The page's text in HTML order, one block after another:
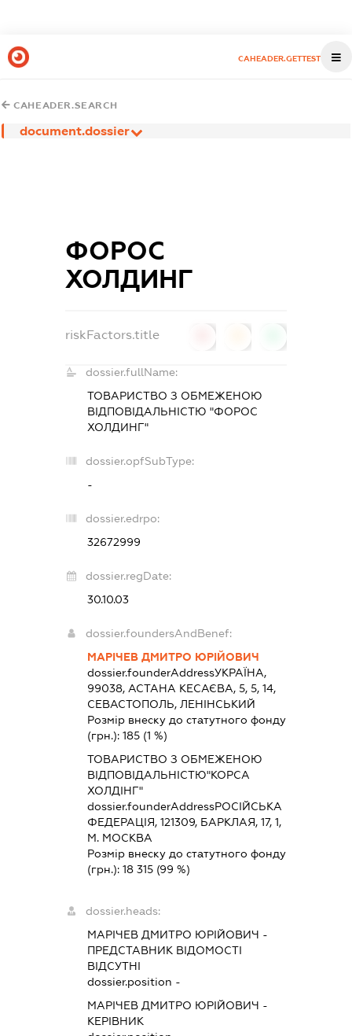
CAHEADER.GETTEST
CAHEADER.SEARCH
document.dossier
ФОРОС
ХОЛДИНГ
riskFactors.title
dossier.fullName:
ТОВАРИСТВО З ОБМЕЖЕНОЮ
ВІДПОВІДАЛЬНІСТЮ "ФОРОС
ХОЛДИНГ"
dossier.opfSubType:
-
dossier.edrpo:
32672999
dossier.regDate:
30.10.03
dossier.foundersAndBenef:
МАРІЧЕВ ДМИТРО ЮРІЙОВИЧ
dossier.founderAddressУКРАЇНА,
99038, АСТАНА КЕСАЄВА, 5, 5, 14,
СЕВАСТОПОЛЬ, ЛЕНІНСЬКИЙ
Розмір внеску до статутного фонду
(грн.):185 (1 %)
ТОВАРИСТВО З ОБМЕЖЕНОЮ
ВІДПОВІДАЛЬНІСТЮ"КОРСА
ХОЛДІНГ"
dossier.founderAddressРОСІЙСЬКА
ФЕДЕРАЦІЯ, 121309, БАРКЛАЯ, 17, 1,
М. МОСКВА
Розмір внеску до статутного фонду
(грн.):18 315 (99 %)
dossier.heads:
МАРІЧЕВ ДМИТРО ЮРІЙОВИЧ -
ПРЕДСТАВНИК ВІДОМОСТІ
ВІДСУТНІ
dossier.position -
МАРІЧЕВ ДМИТРО ЮРІЙОВИЧ -
КЕРІВНИК